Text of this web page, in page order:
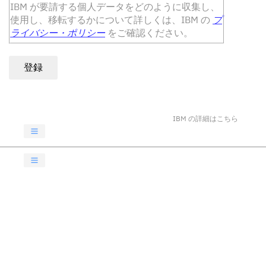
IBM が要請する個人データをどのように収集し、
使用し、移転するかについて詳しくは、IBM の プ
ライバシー・ポリシーをご確認ください。
登録
IBM の詳細はこちら